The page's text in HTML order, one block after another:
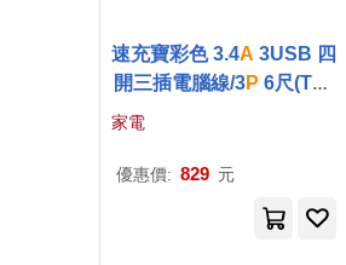
速充寶彩色 3.4A 3USB 四
開三插電腦線/3P 6尺(Typ
eA*2+TypeC*1)(顏色任
家電
優惠價: 829 元